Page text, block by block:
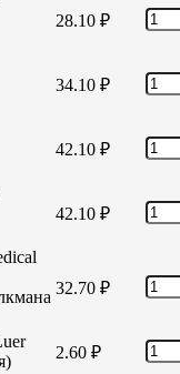
28.10 ₽
34.10 ₽
42.10 ₽
42.10 ₽
32.70 ₽
2.60 ₽